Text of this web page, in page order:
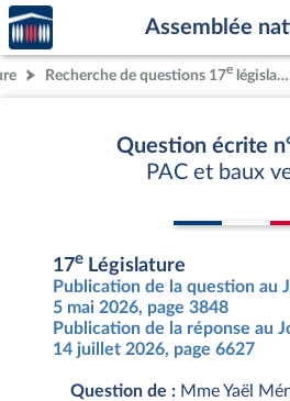
Aller au contenu
Aller en bas de la page
Accèder
à la
page
d'accueil
Assemblée
Recherche de questions 17e législature
Question écrite
PAC et baux
17e Législature
Publication de la question au
5 mai 2026, page 3848
Publication de la réponse au
14 juillet 2026, page 6627
Question de : Mme Yaël